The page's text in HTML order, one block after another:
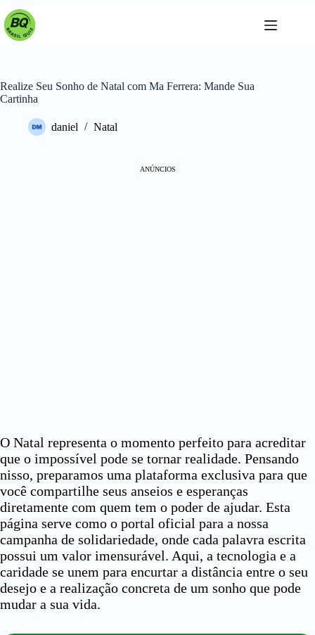
Pular
para
Realize Seu Sonho de Natal com Ma Ferrera: Mande Sua
Cartinha
daniel Natal
ANÚNCIOS
O Natal representa o momento perfeito para acreditar
que o impossível pode se tornar realidade. Pensando
nisso, preparamos uma plataforma exclusiva para que
você compartilhe seus anseios e esperanças
diretamente com quem tem o poder de ajudar. Esta
página serve como o portal oficial para a nossa
campanha de solidariedade, onde cada palavra escrita
possui um valor imensurável. Aqui, a tecnologia e a
caridade se unem para encurtar a distância entre o seu
desejo e a realização concreta de um sonho que pode
mudar a sua vida.